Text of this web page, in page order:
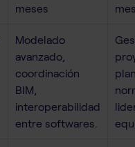
meses
Modelado
avanzado,
coordinación
BIM,
interoperabilidad
entre softwares.